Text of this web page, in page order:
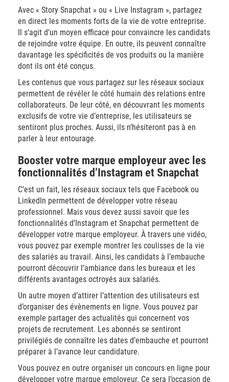
Avec « Story Snapchat » ou « Live Instagram », partagez
en direct les moments forts de la vie de votre entreprise.
Il s’agit d’un moyen efficace pour convaincre les candidats
de rejoindre votre équipe. En outre, ils peuvent connaître
davantage les spécificités de vos produits ou la manière
dont ils ont été conçus.
Les contenus que vous partagez sur les réseaux sociaux
permettent de révéler le côté humain des relations entre
collaborateurs. De leur côté, en découvrant les moments
exclusifs de votre vie d’entreprise, les utilisateurs se
sentiront plus proches. Aussi, ils n’hésiteront pas à en
parler à leur entourage.
Booster votre marque employeur avec les
fonctionnalités d’Instagram et Snapchat
C’est un fait, les réseaux sociaux tels que Facebook ou
LinkedIn permettent de développer votre réseau
professionnel. Mais vous devez aussi savoir que les
fonctionnalités d’Instagram et Snapchat permettent de
développer votre marque employeur. À travers une vidéo,
vous pouvez par exemple montrer les coulisses de la vie
des salariés au travail. Ainsi, les candidats à l’embauche
pourront découvrir l’ambiance dans les bureaux et les
différents avantages octroyés aux salariés.
Un autre moyen d’attirer l’attention des utilisateurs est
d’organiser des évènements en ligne. Vous pouvez par
exemple partager des actualités qui concernent vos
projets de recrutement. Les abonnés se sentiront
privilégiés de connaître les dates d’embauche et pourront
préparer à l’avance leur candidature.
Vous pouvez en outre organiser un concours en ligne pour
développer votre marque employeur. Ce sera l’occasion de